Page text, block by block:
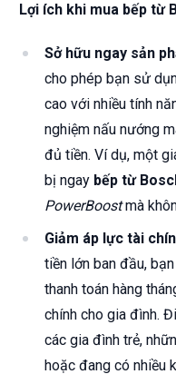
Lợi ích khi mua bếp từ
Sở hữu ngay sản
cho phép bạn sử
cao với nhiều tính
nghiệm nấu nướng
đủ tiền. Ví dụ, một
bị ngay bếp từ
PowerBoostmà
Giảm áp lực tài
tiền lớn ban đầu,
thanh toán hàng
chính cho gia đình.
các gia đình trẻ,
hoặc đang có nhiều